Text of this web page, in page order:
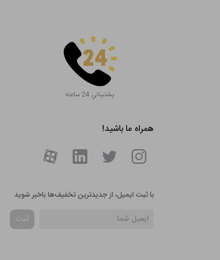
پشتيباني 24 ساعته
همراه ما باشید!
با ثبت ایمیل، از جدید‌ترین تخفیف‌ها با‌خبر شوید
ثبت